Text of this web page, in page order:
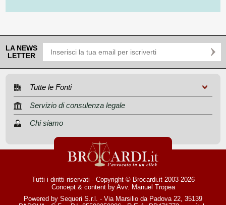
LA NEWS
LETTER
Tutte le Fonti
Servizio di consulenza legale
Chi siamo
Tutti i diritti riservati - Copyright © Brocardi.it 2003-2026
Concept & content by Avv. Manuel Tropea
Powered by Sequeri S.r.l. - Via Marsilio da Padova 22, 35139